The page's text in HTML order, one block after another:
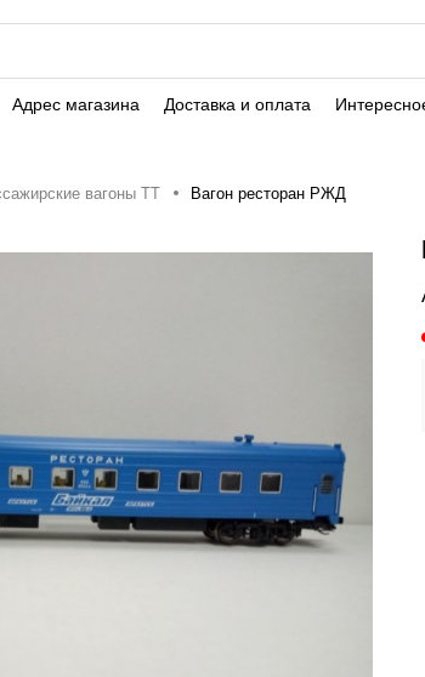
Адрес магазина Доставка и оплата
вагоны TT Вагон ресторан РЖД